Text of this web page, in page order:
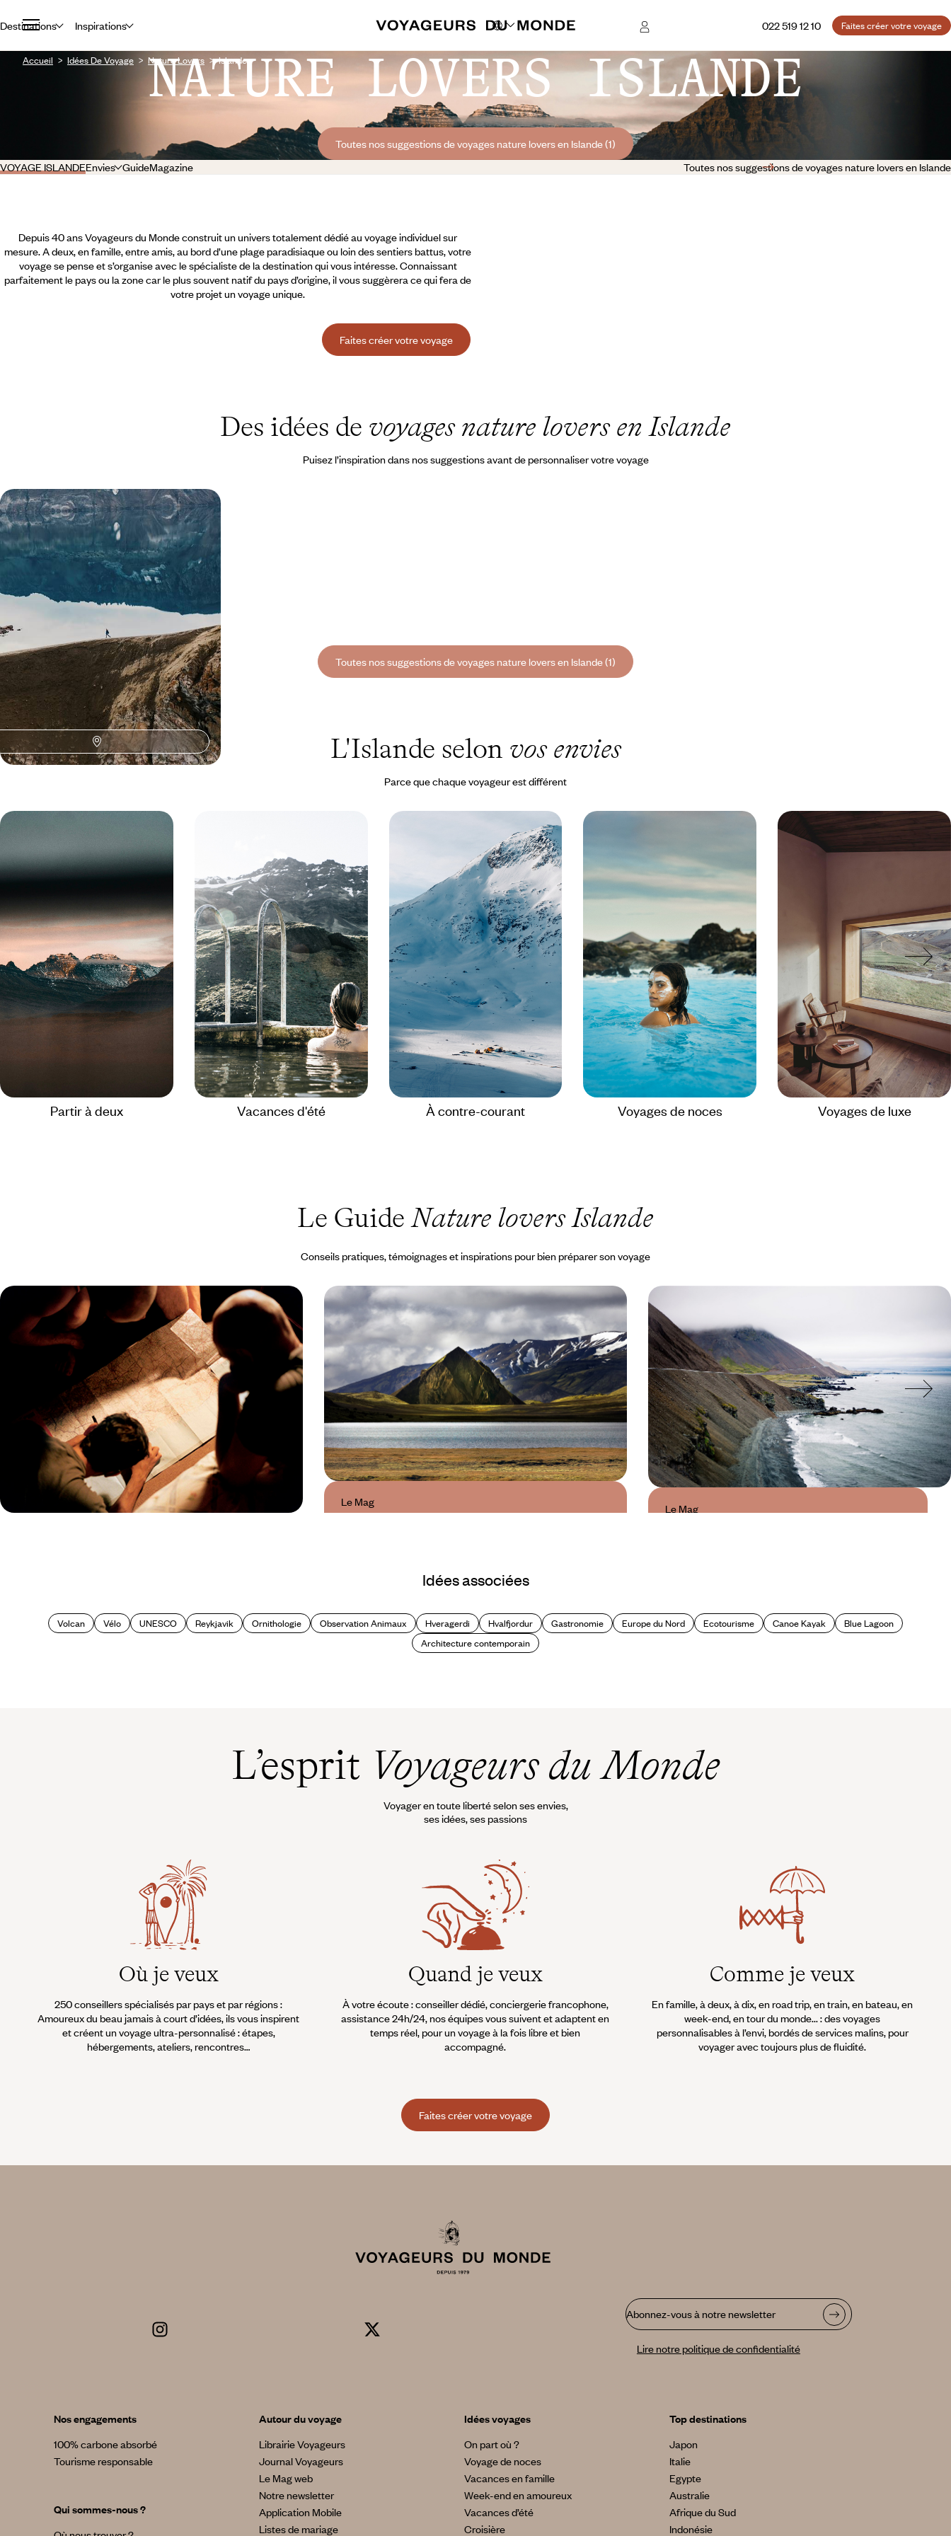
Destinations Inspirations 022 519 12 10 Faites créer votre voyage
Accueil Idées De Voyage Nature Lovers Islande
NATURE LOVERS ISLANDE
Toutes nos suggestions de voyages nature lovers en Islande (1)
VOYAGE ISLANDEEnvies GuideMagazine Toutes nos suggestions de voyages nature lovers en Islande
Depuis 40 ans Voyageurs du Monde construit un univers totalement dédié au voyage individuel sur
mesure. A deux, en famille, entre amis, au bord d’une plage paradisiaque ou loin des sentiers battus, votre
voyage se pense et s’organise avec le spécialiste de la destination qui vous intéresse. Connaissant
parfaitement le pays ou la zone car le plus souvent natif du pays d’origine, il vous suggèrera ce qui fera de
votre projet un voyage unique.
Faites créer votre voyage
Des idées de voyages nature lovers en Islande
Puisez l’inspiration dans nos suggestions avant de personnaliser votre voyage
Géothermie, initiatives green,
nature en majesté - L’Islande
engagée
Découvrir une Islande à la nature brute et
généreuse, engagée en faveur de son
8 jours, de CHF 3500 à CHF 5100
Toutes nos suggestions de voyages nature lovers en Islande (1)
L'Islande selon vos envies
Parce que chaque voyageur est différent
Partir à deux Vacances d'été À contre-courant Voyages de noces Voyages de luxe
Le GuideNature lovers Islande
Conseils pratiques, témoignages et inspirations pour bien préparer son voyage
Le Mag Le Mag
Idées associées
Volcan Vélo UNESCO Reykjavik Ornithologie Observation Animaux Hveragerdi Hvalfjordur Gastronomie Europe du Nord Ecotourisme Canoe Kayak
Blue Lagoon
Architecture contemporain
L’esprit Voyageurs du Monde
Voyager en toute liberté selon ses envies,
ses idées, ses passions
Où je veux
250 conseillers spécialisés par pays et par régions :
Amoureux du beau jamais à court d’idées, ils vous inspirent
et créent un voyage ultra-personnalisé : étapes,
hébergements, ateliers, rencontres…
Quand je veux
À votre écoute : conseiller dédié, conciergerie francophone,
assistance 24h/24, nos équipes vous suivent et adaptent en
temps réel, pour un voyage à la fois libre et bien
accompagné.
Comme je veux
En famille, à deux, à dix, en road trip, en train, en bateau, en
week-end, en tour du monde... : des voyages
personnalisables à l’envi, bordés de services malins, pour
voyager avec toujours plus de fluidité.
Faites créer votre voyage
Abonnez-vous à notre newsletter
Lire notre politique de confidentialité
Nos engagements
100% carbone absorbé
Tourisme responsable
Qui sommes-nous ?
Autour du voyage
Librairie Voyageurs
Journal Voyageurs
Le Mag web
Notre newsletter
Application Mobile
Listes de mariage
Idées voyages
On part où ?
Voyage de noces
Vacances en famille
Week-end en amoureux
Vacances d’été
Croisière
Top destinations
Japon
Italie
Egypte
Australie
Afrique du Sud
Indonésie